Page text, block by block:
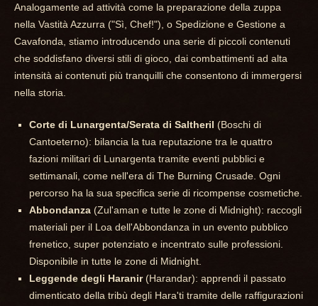
Analogamente ad attività come la preparazione della zuppa
nella Vastità Azzurra ("Sì, Chef!"), o Spedizione e Gestione a
Cavafonda, stiamo introducendo una serie di piccoli contenuti
che soddisfano diversi stili di gioco, dai combattimenti ad alta
intensità ai contenuti più tranquilli che consentono di immergersi
nella storia.
Corte di Lunargenta/Serata di Saltheril (Boschi di
Cantoeterno): bilancia la tua reputazione tra le quattro
fazioni militari di Lunargenta tramite eventi pubblici e
settimanali, come nell'era di The Burning Crusade. Ogni
percorso ha la sua specifica serie di ricompense cosmetiche.
Abbondanza (Zul'aman e tutte le zone di Midnight): raccogli
materiali per il Loa dell'Abbondanza in un evento pubblico
frenetico, super potenziato e incentrato sulle professioni.
Disponibile in tutte le zone di Midnight.
Leggende degli Haranir(Harandar): apprendi il passato
dimenticato della tribù degli Hara'ti tramite delle raffigurazioni